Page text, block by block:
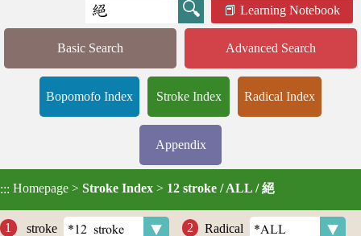
Learning Notebook
Basic Search Advanced Search
Bopomofo Index Stroke Index Radical Index
Appendix
::: Homepage > Stroke Index > 12 stroke / ALL / 絕
stroke Radical